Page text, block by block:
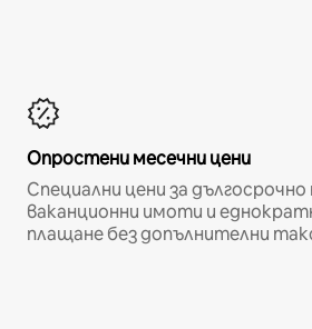
Опростени месечни цени
Специални цени за дългосрочно
ваканционни имоти и
плащане без допълнителни